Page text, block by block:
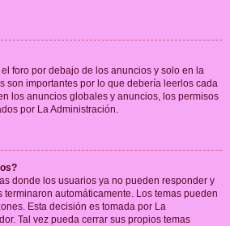
foro por debajo de los anuncios y solo en la
son importantes por lo que debería leerlos cada
los anuncios globales y anuncios, los permisos
por La Administración.
donde los usuarios ya no pueden responder y
terminaron automáticamente. Los temas pueden
Esta decisión es tomada por La
Tal vez pueda cerrar sus propios temas